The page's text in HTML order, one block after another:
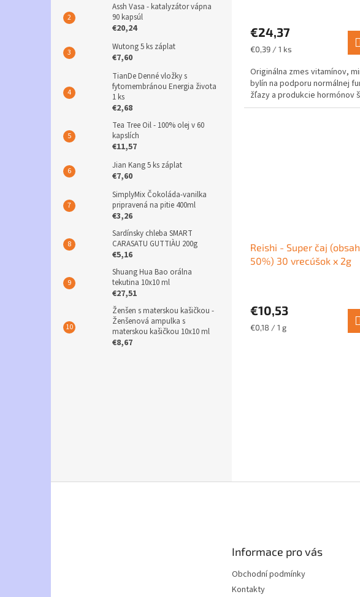
Assh Vasa - katalyzátor vápna
90 kapsúl
€20,24
Wutong 5 ks záplat
€7,60
TianDe Denné vložky s
fytomembránou Energia života
1 ks
€2,68
Tea Tree Oil - 100% olej v 60
kapslích
€11,57
Jian Kang 5 ks záplat
€7,60
SimplyMix Čokoláda-vanilka
pripravená na pitie 400ml
€3,26
Sardínsky chleba SMART
CARASATU GUTTIÀU 200g
€5,16
Shuang Hua Bao orálna
tekutina 10x10 ml
€27,51
Ženšen s materskou kašičkou -
Ženšenová ampulka s
materskou kašičkou 10x10 ml
€8,67
produktu
je
4,0
z
5
hviezdičiek.
€24,37
Jednotková
€0,39 / 1 ks
Originálna zmes vitamínov,
bylín na podporu normálnej
žľazy a produkcie hormónov
Reishi - Super čaj
50%) 30 vrecúšok x 2g
€10,53
Jednotková
€0,18 / 1 g
Informace pro vás
Obchodní podmínky
Kontakty